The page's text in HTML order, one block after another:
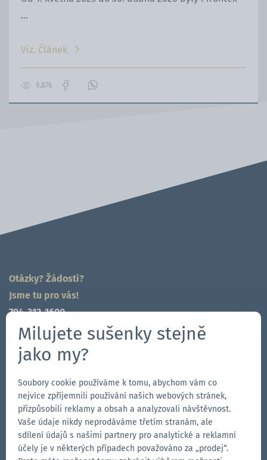
...
Viz. Článek
9,876 Přejít
na
Kontaktujte
nás
Otázky? Žádosti?
Jsme tu pro vás!
704-312-1600
cz@zingerle.group
Follow us
Přejít
na
stránku
na
Facebooku
Přejít
na
stránku
na
Instagramu
Sledujte
nás
na
YouTube
Přejít
na
stránku
na
LinkedIn
Our Brands
Přejít
Přejít
Milujete sušenky stejně
jako my?
Soubory cookie používáme k tomu, abychom vám co
nejvíce zpříjemnili používání našich webových stránek,
přizpůsobili reklamy a obsah a analyzovali návštěvnost.
Vaše údaje nikdy neprodáváme třetím stranám, ale
sdílení údajů s našimi partnery pro analytické a reklamní
účely je v některých případech považováno za „prodej“.